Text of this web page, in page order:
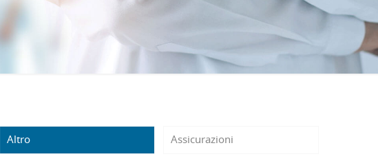
Altro Assicurazioni